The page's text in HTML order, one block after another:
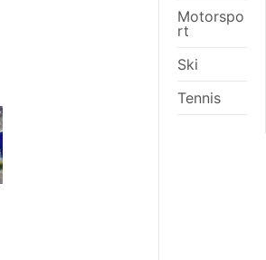
Motorspo
rt
Ski
Tennis